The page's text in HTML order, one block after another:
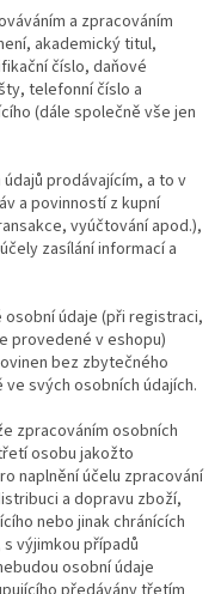
a zpracováním
akademický titul,
číslo, daňové
telefonní číslo a
(dále společně vše jen
prodávajícím, a to v
a povinností z kupní
vyúčtování apod.),
zasílání informací a
údaje (při registraci,
provedené v eshopu)
bez zbytečného
svých osobních údajích.
zpracováním osobních
osobu jakožto
naplnění účelu zpracování
a dopravu zboží,
nebo jinak chránících
výjimkou případů
osobní údaje